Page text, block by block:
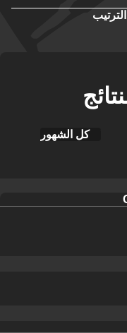
الترتيب
كل الشهور